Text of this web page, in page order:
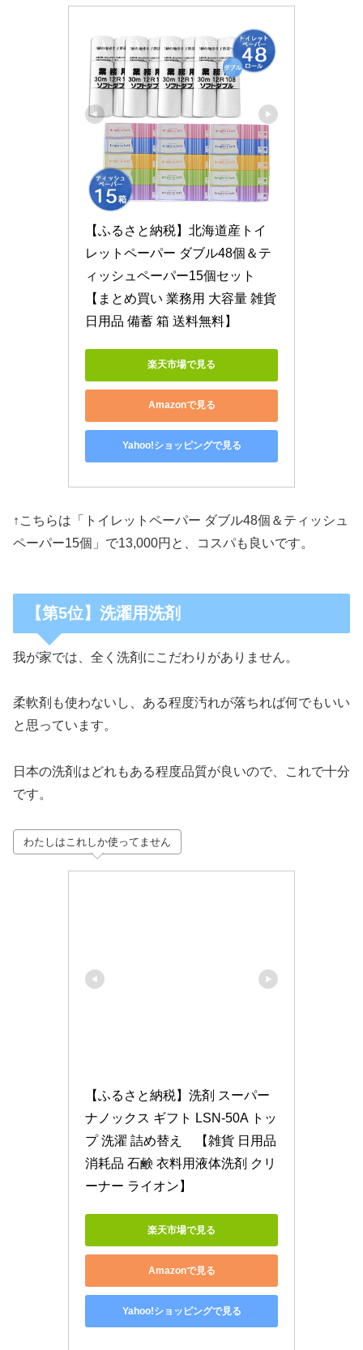
【ふるさと納税】北海道産トイ
レットペーパー ダブル48個＆テ
ィッシュペーパー15個セット
【まとめ買い 業務用 大容量 雑貨
日用品 備蓄 箱 送料無料】
楽天市場で見る
Amazonで見る
Yahoo!ショッピングで見る
↑こちらは「トイレットペーパー ダブル48個＆ティッシュ
ペーパー15個」で13,000円と、コスパも良いです。
【第5位】洗濯用洗剤
我が家では、全く洗剤にこだわりがありません。
柔軟剤も使わないし、ある程度汚れが落ちれば何でもいい
と思っています。
日本の洗剤はどれもある程度品質が良いので、これで十分
です。
わたしはこれしか使ってません
【ふるさと納税】洗剤 スーパー
ナノックス ギフト LSN-50A トッ
プ 洗濯 詰め替え　【雑貨 日用品
消耗品 石鹸 衣料用液体洗剤 クリ
ーナー ライオン】
楽天市場で見る
Amazonで見る
Yahoo!ショッピングで見る